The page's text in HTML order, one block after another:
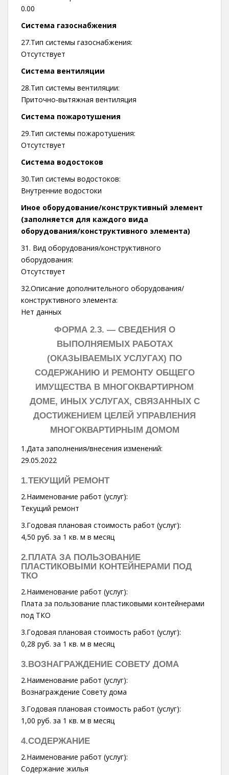
0.00
Система газоснабжения
27.Тип системы газоснабжения:
Отсутствует
Система вентиляции
28.Тип системы вентиляции:
Приточно-вытяжная вентиляция
Система пожаротушения
29.Тип системы пожаротушения:
Отсутствует
Система водостоков
30.Тип системы водостоков:
Внутренние водостоки
Иное оборудование/конструктивный элемент
(заполняется для каждого вида
оборудования/конструктивного элемента)
31. Вид оборудования/конструктивного
оборудования:
Отсутствует
32.Описание дополнительного оборудования/
конструктивного элемента:
Нет данных
ФОРМА 2.3. —СВЕДЕНИЯ О
ВЫПОЛНЯЕМЫХ РАБОТАХ
(ОКАЗЫВАЕМЫХ УСЛУГАХ) ПО
СОДЕРЖАНИЮ И РЕМОНТУ ОБЩЕГО
ИМУЩЕСТВА В МНОГОКВАРТИРНОМ
ДОМЕ, ИНЫХ УСЛУГАХ, СВЯЗАННЫХ С
ДОСТИЖЕНИЕМ ЦЕЛЕЙ УПРАВЛЕНИЯ
МНОГОКВАРТИРНЫМ ДОМОМ
1.Дата заполнения/внесения изменений:
29.05.2022
1.ТЕКУЩИЙ РЕМОНТ
2.Наименование работ (услуг):
Текущий ремонт
3.Годовая плановая стоимость работ (услуг):
4,50 руб. за 1 кв. м в месяц
2.ПЛАТА ЗА ПОЛЬЗОВАНИЕ
ПЛАСТИКОВЫМИ КОНТЕЙНЕРАМИ ПОД
ТКО
2.Наименование работ (услуг):
Плата за пользование пластиковыми контейнерами
под ТКО
3.Годовая плановая стоимость работ (услуг):
0,28 руб. за 1 кв. м в месяц
3.ВОЗНАГРАЖДЕНИЕ СОВЕТУ ДОМА
2.Наименование работ (услуг):
Вознаграждение Совету дома
3.Годовая плановая стоимость работ (услуг):
1,00 руб. за 1 кв. м в месяц
4.СОДЕРЖАНИЕ
2.Наименование работ (услуг):
Содержание жилья